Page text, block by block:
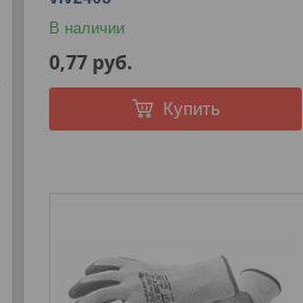
В наличии
0,77 руб.
Купить